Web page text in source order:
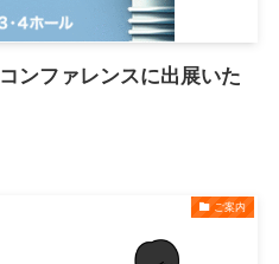
ンファレンスに出展いた
ご案内